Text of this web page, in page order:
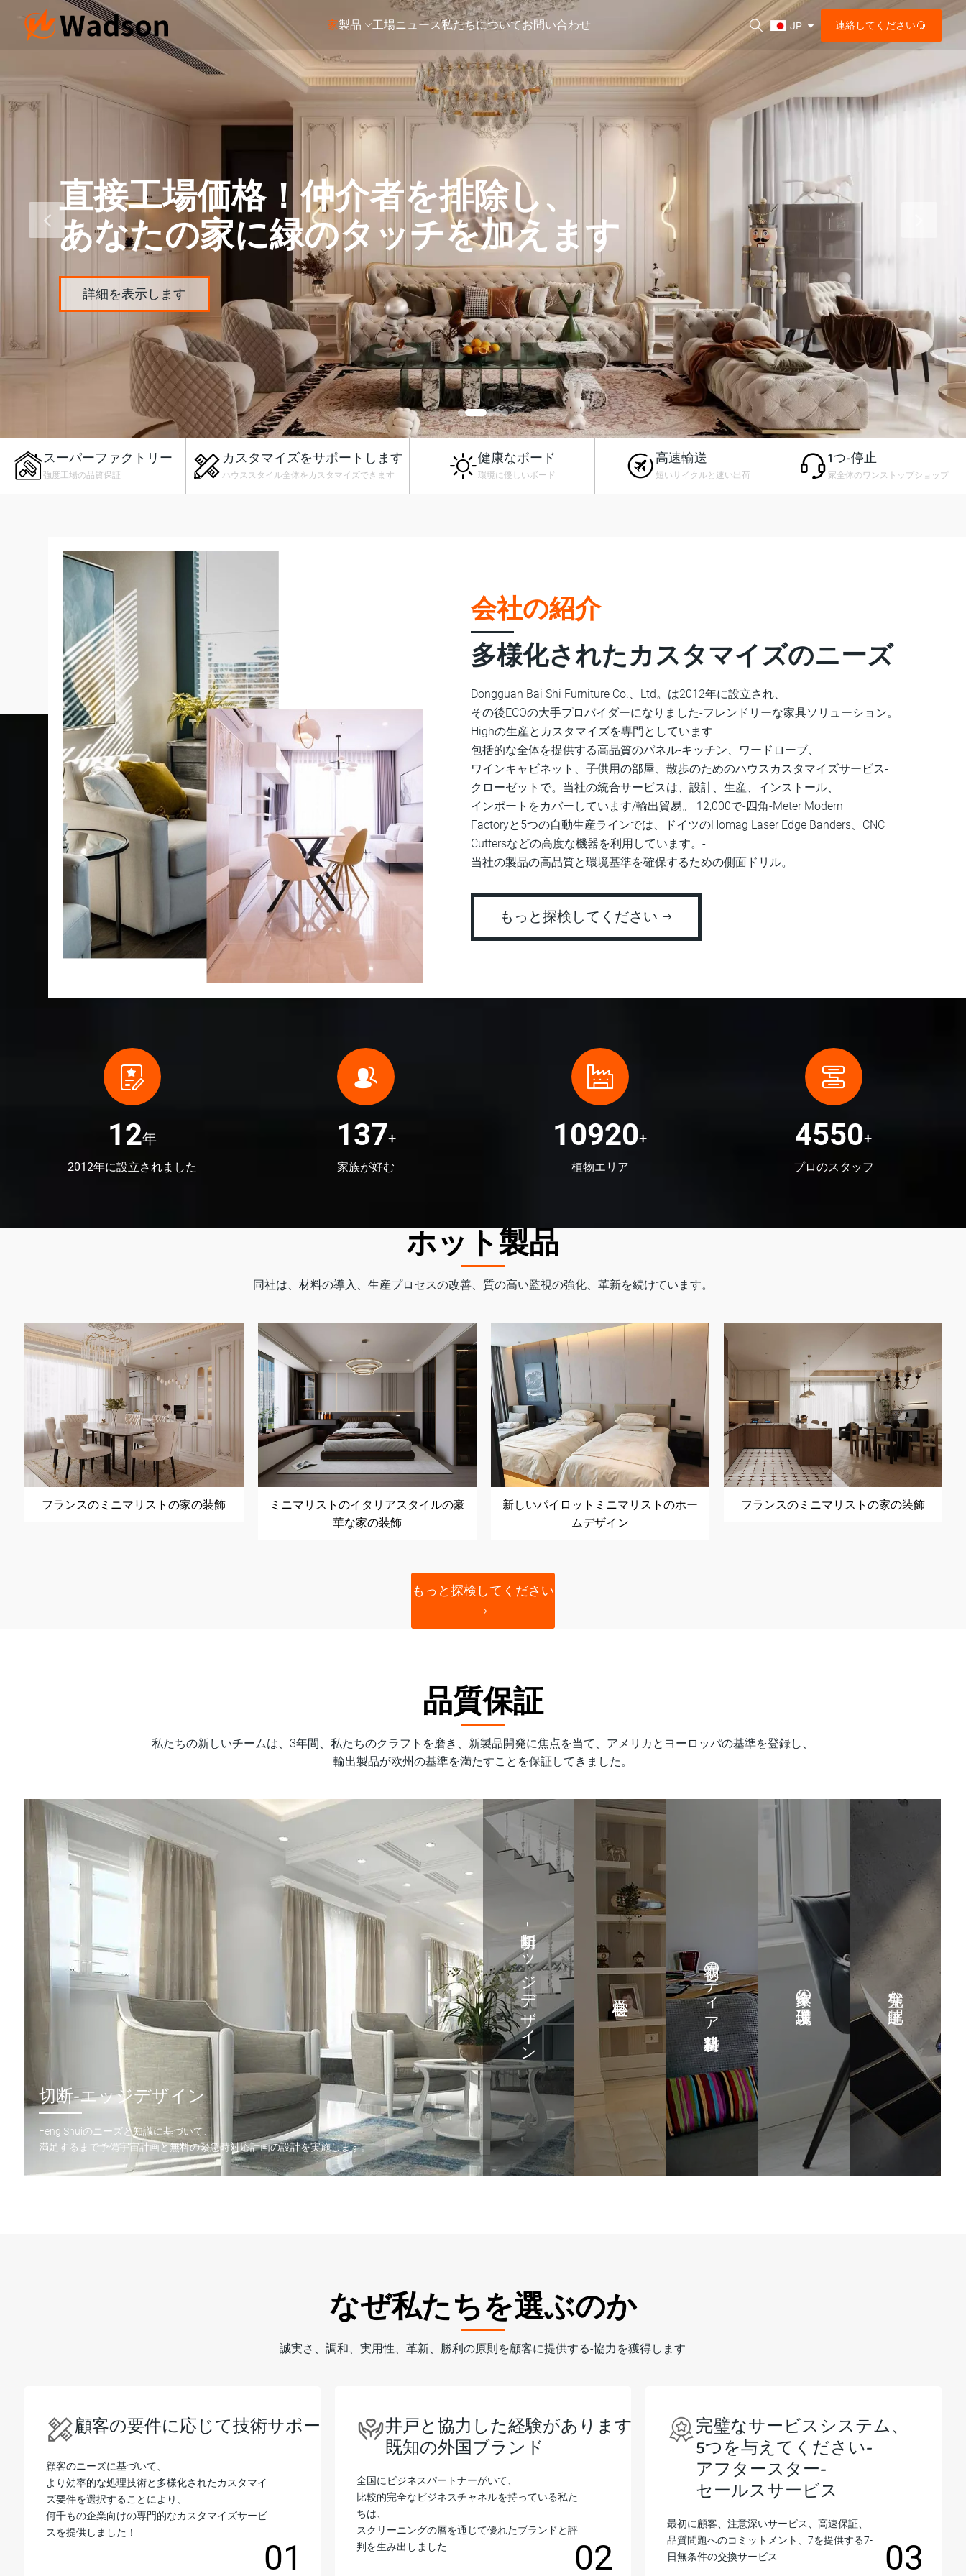
家製品 工場ニュース私たちについてお問い合わせ JP 連絡してください
直接工場価格！仲介者を排除し、
あなたの家に緑のタッチを加えます
詳細を表示します
スーパーファクトリー
強度工場の品質保証
カスタマイズをサポートします
ハウススタイル全体をカスタマイズできます
健康なボード
環境に優しいボード
高速輸送
短いサイクルと速い出荷
1つ-停止
家全体のワンストップショップ
会社の紹介
多様化されたカスタマイズのニーズ
Dongguan Bai Shi Furniture Co.、Ltd。は2012年に設立され、
その後ECOの大手プロバイダーになりました-フレンドリーな家具ソリューション。
Highの生産とカスタマイズを専門としています-
包括的な全体を提供する高品質のパネル-キッチン、ワードローブ、
ワインキャビネット、子供用の部屋、散歩のためのハウスカスタマイズサービス-
クローゼットで。当社の統合サービスは、設計、生産、インストール、
インポートをカバーしています/輸出貿易。 12,000で-四角-Meter Modern
Factoryと5つの自動生産ラインでは、ドイツのHomag Laser Edge Banders、CNC
Cuttersなどの高度な機器を利用しています。-
当社の製品の高品質と環境基準を確保するための側面ドリル。
もっと探検してください
13年
2012年に設立されました
150+
家族が好む
12000+
植物エリア
5000+
プロのスタッフ
ホット製品
同社は、材料の導入、生産プロセスの改善、質の高い監視の強化、革新を続けています。
フランスのミニマリストの家の装飾
ミニマリストのイタリアスタイルの豪
華な家の装飾
新しいパイロットミニマリストのホー
ムデザイン
フランスのミニマリストの家の装飾
もっと探検してください
品質保証
私たちの新しいチームは、3年間、私たちのクラフトを磨き、新製品開発に焦点を当て、アメリカとヨーロッパの基準を登録し、
輸出製品が欧州の基準を満たすことを保証してきました。
切断-エッジデザイン
切断-エッジデザイン
Feng Shuiのニーズと知識に基づいて、
満足するまで予備宇宙計画と無料の緊急時対応計画の設計を実施します。
最初のティア建築材料 家全体の環境保護 完璧な配達
なぜ私たちを選ぶのか
誠実さ、調和、実用性、革新、勝利の原則を顧客に提供する-協力を獲得します
顧客の要件に応じて技術サポートを提供します
顧客のニーズに基づいて、
より効率的な処理技術と多様化されたカスタマイ
ズ要件を選択することにより、
何千もの企業向けの専門的なカスタマイズサービ
スを提供しました！
01
井戸と協力した経験があります-
既知の外国ブランド
全国にビジネスパートナーがいて、
比較的完全なビジネスチャネルを持っている私た
ちは、
スクリーニングの層を通じて優れたブランドと評
判を生み出しました
02
完璧なサービスシステム、
5つを与えてください-
アフタースター-
セールスサービス
最初に顧客、注意深いサービス、高速保証、
品質問題へのコミットメント、7を提供する7-
日無条件の交換サービス
03